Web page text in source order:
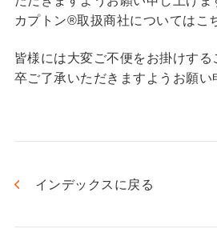
カプトン®取扱商社についてはこ
皆様には大変ご不便をお掛けす
卒ご了承いただきますようお願い
インデックスに戻る